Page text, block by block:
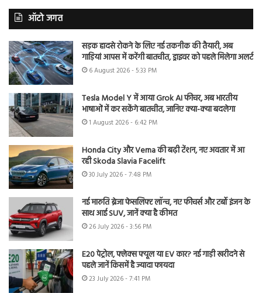
ऑटो जगत
सड़क हादसे रोकने के लिए नई तकनीक की तैयारी, अब
गाड़ियां आपस में करेंगी बातचीत, ड्राइवर को पहले मिलेगा अलर्ट
6 August 2026 - 5:33 PM
Tesla Model Y में आया Grok AI फीचर, अब भारतीय
भाषाओं में कर सकेंगे बातचीत, जानिए क्या-क्या बदलेगा
1 August 2026 - 6:42 PM
Honda City और Verna की बढ़ी टेंशन, नए अवतार में आ
रही Skoda Slavia Facelift
30 July 2026 - 7:48 PM
नई मारुति ब्रेजा फेसलिफ्ट लॉन्च, नए फीचर्स और टर्बो इंजन के
साथ आई SUV, जानें क्या है कीमत
26 July 2026 - 3:56 PM
E20 पेट्रोल, फ्लेक्स फ्यूल या EV कार? नई गाड़ी खरीदने से
पहले जानें किसमें है ज्यादा फायदा
23 July 2026 - 7:41 PM